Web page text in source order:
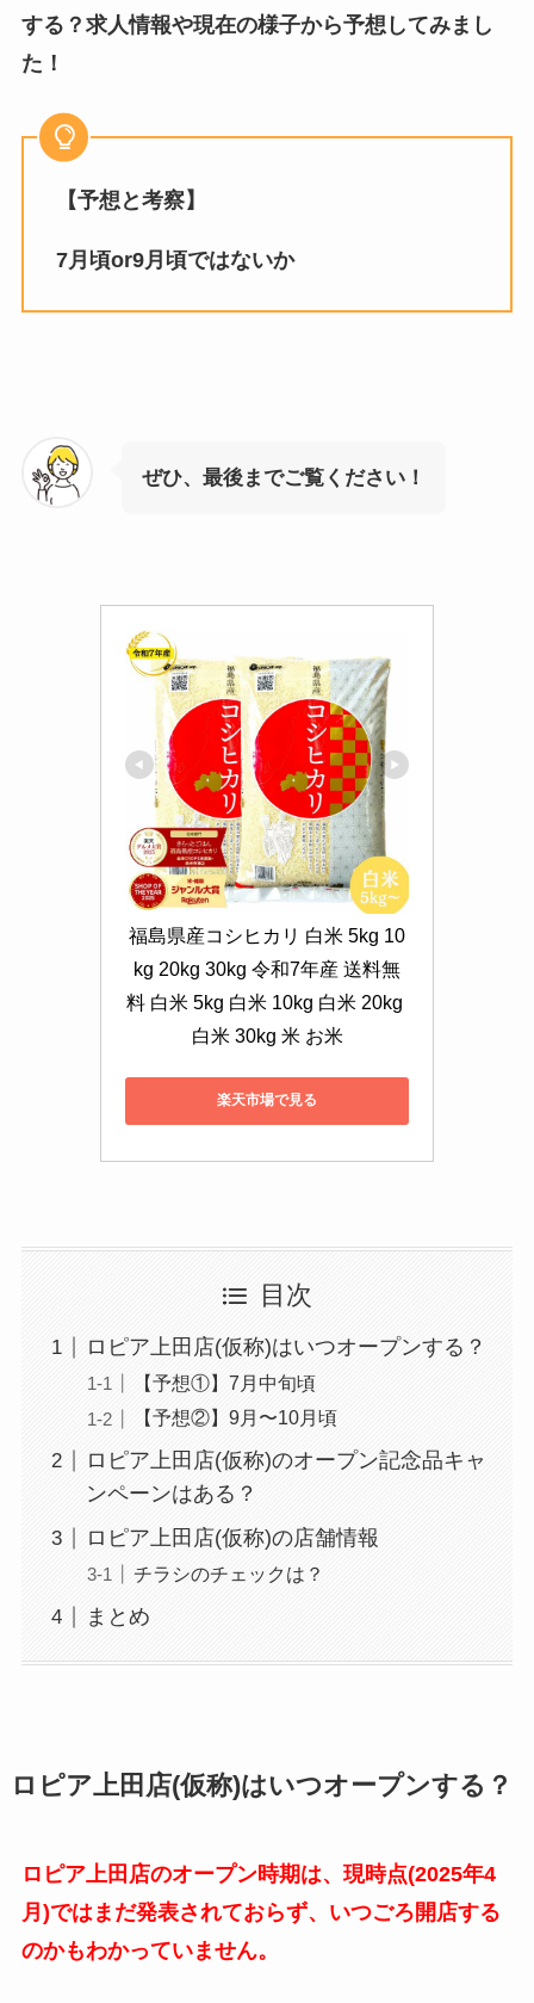
する？求人情報や現在の様子から予想してみまし
た！
【予想と考察】
7月頃or9月頃ではないか
ぜひ、最後までご覧ください！
福島県産コシヒカリ 白米 5kg 10
kg 20kg 30kg 令和7年産 送料無
料 白米 5kg 白米 10kg 白米 20kg
白米 30kg 米 お米
楽天市場で見る
目次
ロピア上田店(仮称)はいつオープンする？
【予想①】7月中旬頃
【予想②】9月〜10月頃
ロピア上田店(仮称)のオープン記念品キャ
ンペーンはある？
ロピア上田店(仮称)の店舗情報
チラシのチェックは？
まとめ
ロピア上田店(仮称)はいつオープンする？
ロピア上田店のオープン時期は、現時点(2025年4
月)ではまだ発表されておらず、いつごろ開店する
のかもわかっていません。